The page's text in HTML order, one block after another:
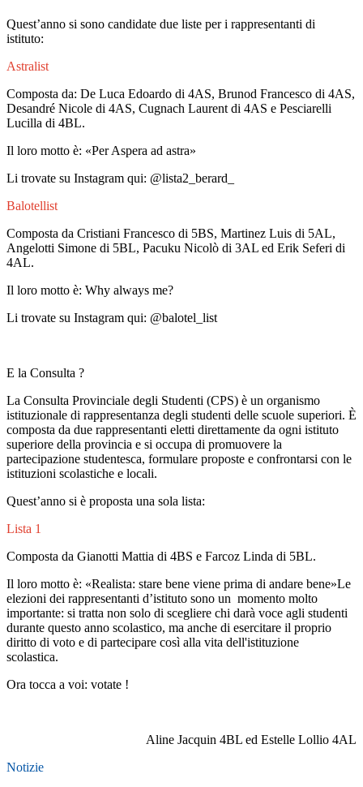
Quest’anno si sono candidate due liste per i rappresentanti di
istituto:
Astralist
Composta da: De Luca Edoardo di 4AS, Brunod Francesco di 4AS,
Desandré Nicole di 4AS, Cugnach Laurent di 4AS e Pesciarelli
Lucilla di 4BL.
Il loro motto è: «Per Aspera ad astra»
Li trovate su Instagram qui: @lista2_berard_
Balotellist
Composta da Cristiani Francesco di 5BS, Martinez Luis di 5AL,
Angelotti Simone di 5BL, Pacuku Nicolò di 3AL ed Erik Seferi di
4AL.
Il loro motto è: Why always me?
Li trovate su Instagram qui: @balotel_list
E la Consulta ?
La Consulta Provinciale degli Studenti (CPS) è un organismo
istituzionale di rappresentanza degli studenti delle scuole superiori. È
composta da due rappresentanti eletti direttamente da ogni istituto
superiore della provincia e si occupa di promuovere la
partecipazione studentesca, formulare proposte e confrontarsi con le
istituzioni scolastiche e locali.
Quest’anno si è proposta una sola lista:
Lista 1
Composta da Gianotti Mattia di 4BS e Farcoz Linda di 5BL.
Il loro motto è: «Realista: stare bene viene prima di andare bene»Le
elezioni dei rappresentanti d’istituto sono un momento molto
importante: si tratta non solo di scegliere chi darà voce agli studenti
durante questo anno scolastico, ma anche di esercitare il proprio
diritto di voto e di partecipare così alla vita dell'istituzione
scolastica.
Ora tocca a voi: votate !
Aline Jacquin 4BL ed Estelle Lollio 4AL
Notizie